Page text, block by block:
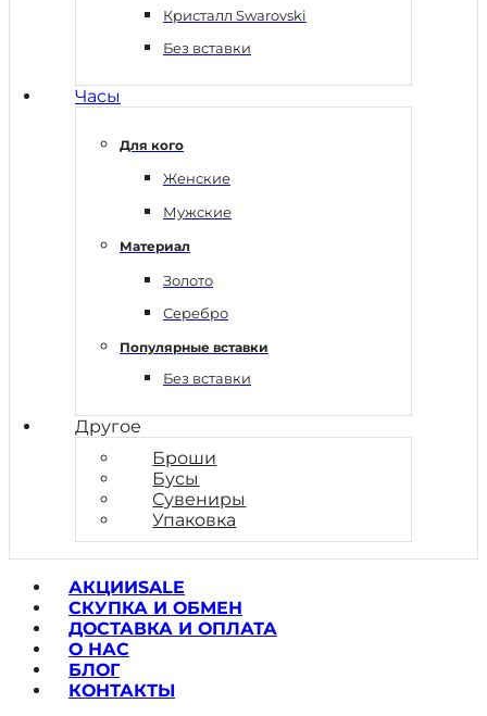
Кристалл Swarovski
Без вставки
Часы
Для кого
Женские
Мужские
Материал
Золото
Серебро
Популярные вставки
Без вставки
Другое
Броши
Бусы
Сувениры
Упаковка
АКЦИИSALE
СКУПКА И ОБМЕН
ДОСТАВКА И ОПЛАТА
О НАС
БЛОГ
КОНТАКТЫ